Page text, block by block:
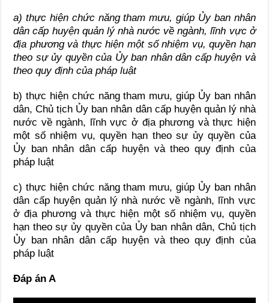
a) thực hiện chức năng tham mưu, giúp Ủy ban nhân
dân cấp huyện quản lý nhà nước về ngành, lĩnh vực ở
địa phương và thực hiện một số nhiệm vụ, quyền hạn
theo sự ủy quyền của Ủy ban nhân dân cấp huyện và
theo quy định của pháp luật
b) thực hiện chức năng tham mưu, giúp Ủy ban nhân
dân, Chủ tịch Ủy ban nhân dân cấp huyện quản lý nhà
nước về ngành, lĩnh vực ở địa phương và thực hiện
một số nhiệm vụ, quyền hạn theo sự ủy quyền của
Ủy ban nhân dân cấp huyện và theo quy định của
pháp luật
c) thực hiện chức năng tham mưu, giúp Ủy ban nhân
dân cấp huyện quản lý nhà nước về ngành, lĩnh vực
ở địa phương và thực hiện một số nhiệm vụ, quyền
hạn theo sự ủy quyền của Ủy ban nhân dân, Chủ tịch
Ủy ban nhân dân cấp huyện và theo quy định của
pháp luật
Đáp án A